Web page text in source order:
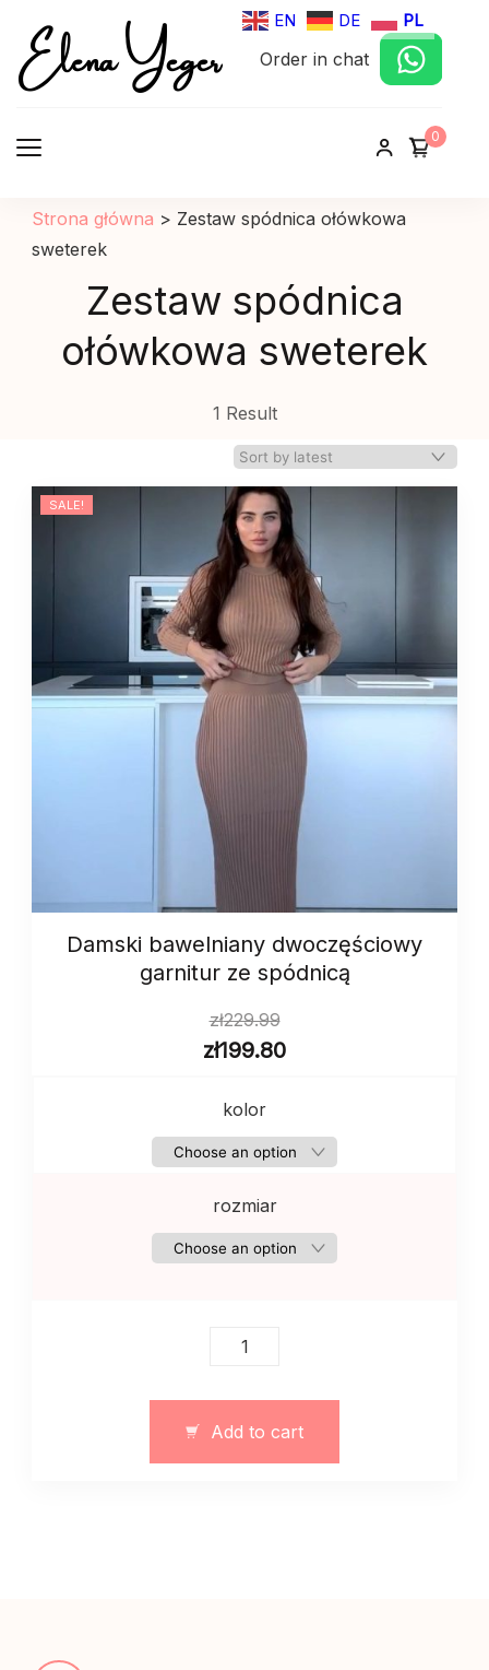
EN DE PL
Elena Yeger
Sklep internetowy odziez damska
Order in chat
0
Strona główna > Zestaw spódnica ołówkowa
sweterek
Zestaw spódnica
ołówkowa sweterek
1 Result
SALE!
Damski bawelniany dwoczęściowy
garnitur ze spódnicą
zł229.99
zł199.80
kolor
rozmiar
Damski
ze
spódnicą
Add to cart